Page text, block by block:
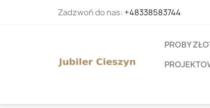
Zadzwoń do nas: +48338583744
PROBY